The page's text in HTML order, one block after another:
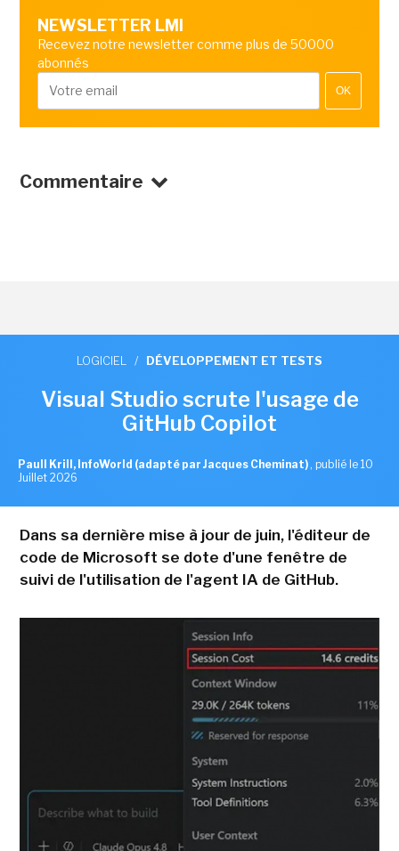
NEWSLETTER LMI
Recevez notre newsletter comme plus de 50000
abonnés
OK
Commentaire
LOGICIEL / DÉVELOPPEMENT ET TESTS
Visual Studio scrute l'usage de
GitHub Copilot
Paull Krill, InfoWorld (adapté par Jacques Cheminat) , publié le 10
Juillet 2026
Dans sa dernière mise à jour de juin, l'éditeur de
code de Microsoft se dote d'une fenêtre de
suivi de l'utilisation de l'agent IA de GitHub.